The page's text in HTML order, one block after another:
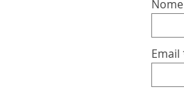
Nome
Email